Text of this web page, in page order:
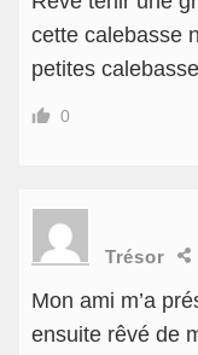
cette calebasse
petites
0
Trésor
Mon ami m’a
ensuite rêvé de